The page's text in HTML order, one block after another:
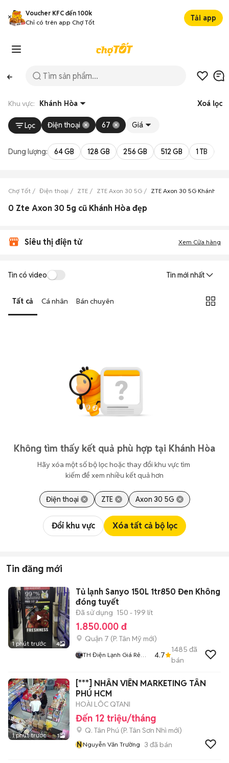
Voucher KFC đến 100k
Chỉ có trên app Chợ Tốt
Tải app
Khu vực: Khánh Hòa Xoá lọc
Lọc Điện thoại 67 Giá
Dung lượng: 64 GB 128 GB 256 GB 512 GB 1 TB
Chợ Tốt Điện thoại ZTE ZTE Axon 30 5G ZTE Axon 30 5G Khánh Hòa
0 Zte Axon 30 5g cũ Khánh Hòa đẹp
Siêu thị điện tử Xem Cửa hàng
Tin có video Tin mới nhất
Tất cả Cá nhân Bán chuyên
Không tìm thấy kết quả phù hợp tại Khánh Hòa
Hãy xóa một số bộ lọc hoặc thay đổi khu vực tìm
kiếm để xem nhiều kết quả hơn
Điện thoại ZTE Axon 30 5G
Đổi khu vực Xóa tất cả bộ lọc
Tin đăng mới
1 phút trước 4
Tủ lạnh Sanyo 150L 1tr850 Đen Không
đóng tuyết
Đã sử dụng 150 - 199 lít
1.850.000 đ
Quận 7 (P. Tân Mỹ mới)
TH Điện Lạnh Giá Rẻ
4.7
1485 đã
bán
1 phút trước 1
[***] NHÂN VIÊN MARKETING TÂN
PHÚ HCM
HOÀI LÔC QTANI
Đến 12 triệu/tháng
Q. Tân Phú (P. Tân Sơn Nhì mới)
NNguyễn Văn Trường 3 đã bán